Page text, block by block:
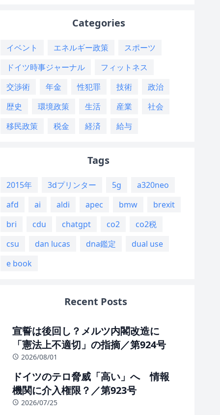
Categories
イベント エネルギー政策
スポーツ
ドイツ時事ジャーナル
フィットネス
交渉術
年金 性犯罪 技術
政治
歴史
環境政策 生活 産業
社会
移民政策
税金 経済 給与
Tags
2015年 3dプリンター 5g
a320neo
afd
ai aldi apec bmw
brexit
bri
cdu chatgpt co2
co2税
csu
dan lucas dna鑑定
dual use
e book
Recent Posts
宣誓は後回し？メルツ内閣改造に
「憲法上不適切」の指摘／第924号
2026/08/01
ドイツのテロ脅威「高い」へ 情報
機関に介入権限？／第923号
2026/07/25